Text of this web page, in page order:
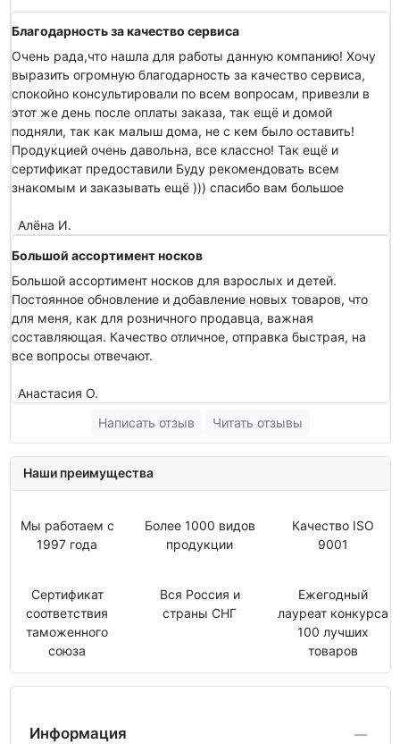
Благодарность за качество сервиса
Очень рада,что нашла для работы данную компанию! Хочу
выразить огромную благодарность за качество сервиса,
спокойно консультировали по всем вопросам, привезли в
этот же день после оплаты заказа, так ещё и домой
подняли, так как малыш дома, не с кем было оставить!
Продукцией очень давольна, все классно! Так ещё и
сертификат предоставили Буду рекомендовать всем
знакомым и заказывать ещё ))) спасибо вам большое
Алёна И.
Большой ассортимент носков
Большой ассортимент носков для взрослых и детей.
Постоянное обновление и добавление новых товаров, что
для меня, как для розничного продавца, важная
составляющая. Качество отличное, отправка быстрая, на
все вопросы отвечают.
Анастасия О.
Написать отзыв
Читать отзывы
Наши преимущества
Мы работаем с
1997 года
Более 1000 видов
продукции
Качество ISO
9001
Сертификат
соответствия
таможенного
союза
Вся Россия и
страны СНГ
Ежегодный
лауреат конкурса
100 лучших
товаров
Информация